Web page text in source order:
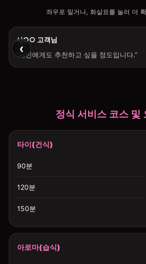
좌우로 밀거나, 화살표를 눌러 더
‹
서○○ 고객님
“지인에게도 추천하고 싶을 정도입니다.”
정식 서비스 코스 및
타이(건식)
90분
120분
150분
아로마(습식)